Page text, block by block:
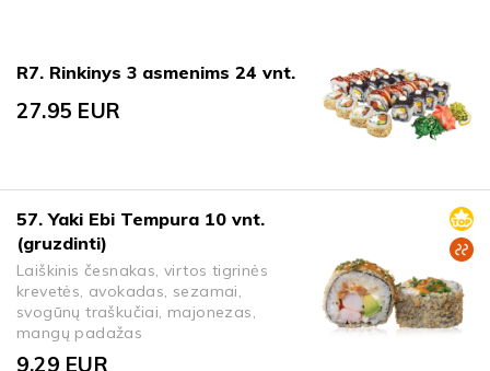
R7. Rinkinys 3 asmenims 24 vnt.
27.95 EUR
57. Yaki Ebi Tempura 10 vnt.
(gruzdinti)
Laiškinis česnakas, virtos tigrinės
krevetės, avokadas, sezamai,
svogūnų traškučiai, majonezas,
mangų padažas
9.29 EUR